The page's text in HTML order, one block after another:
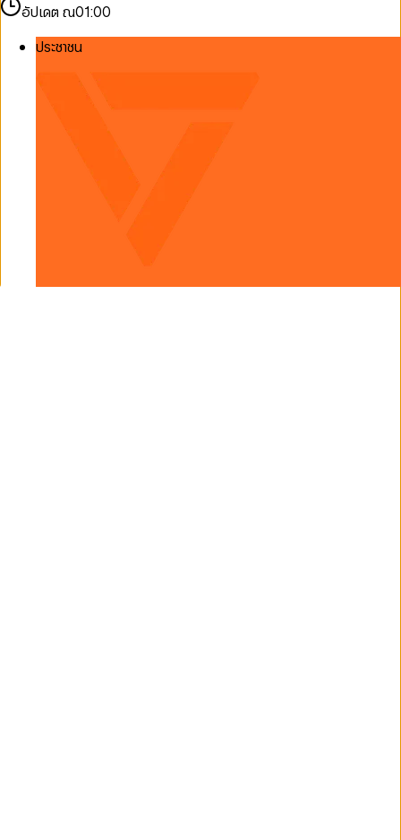
อัปเดต ณ01:00
ประชาชน